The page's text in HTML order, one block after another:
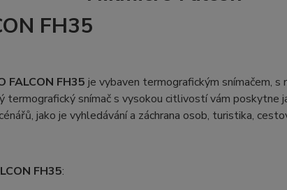
FH35
FALCON FH35 je vybaven termografickým snímačem, s
snímač s vysokou citlivostí vám poskytne
jako je vyhledávání a záchrana osob, turistika,
FH35: